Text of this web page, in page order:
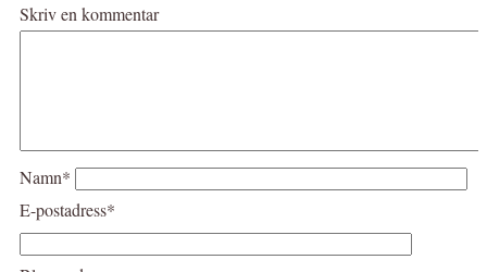
Skriv en kommentar
Namn*
E-postadress*